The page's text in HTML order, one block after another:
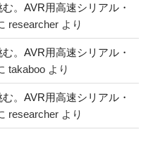
。AVR用高速シリアル・
researcher より
。AVR用高速シリアル・
takaboo より
。AVR用高速シリアル・
researcher より